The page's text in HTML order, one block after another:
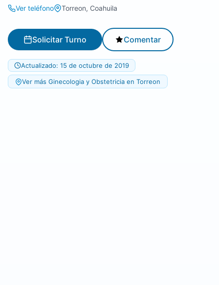
Ver teléfono Torreon, Coahuila
Solicitar Turno Comentar
Actualizado: 15 de octubre de 2019
Ver más Ginecologia y Obstetricia en Torreon